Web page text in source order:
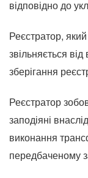
відповідно до
Реєстратор,
звільняється
зберігання
Реєстратор
заподіяні
виконання
передбаченому